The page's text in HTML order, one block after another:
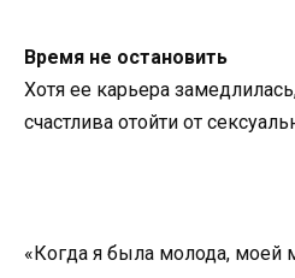
Время не остановить
Хотя ее карьера
счастлива отойти от
«Когда я была молода, моей